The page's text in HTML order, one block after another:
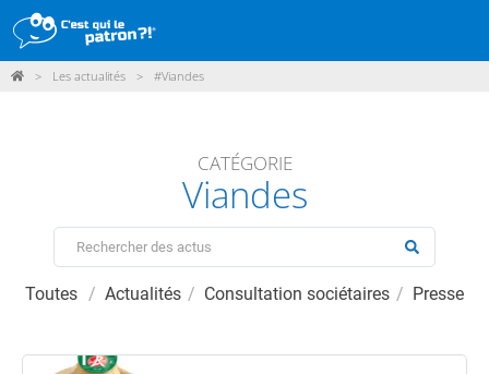
POINTS DE VENTE
PARTICIPER
ACTUALITÉS
> Les actualités > #Viandes
CATÉGORIE
Viandes
Toutes Actualités Consultation sociétaires Presse